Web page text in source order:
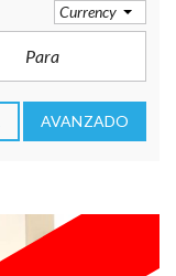
Currency
AVANZADO